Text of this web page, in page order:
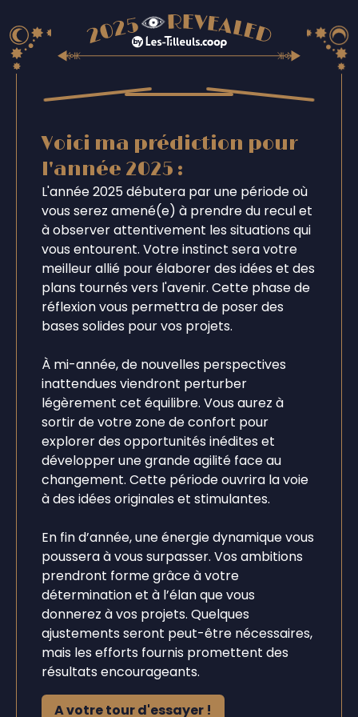
Voici ma prédiction pour
l'année 2025 :
L'année 2025 débutera par une période où
vous serez amené(e) à prendre du recul et
à observer attentivement les situations qui
vous entourent. Votre instinct sera votre
meilleur allié pour élaborer des idées et des
plans tournés vers l'avenir. Cette phase de
réflexion vous permettra de poser des
bases solides pour vos projets.
À mi-année, de nouvelles perspectives
inattendues viendront perturber
légèrement cet équilibre. Vous aurez à
sortir de votre zone de confort pour
explorer des opportunités inédites et
développer une grande agilité face au
changement. Cette période ouvrira la voie
à des idées originales et stimulantes.
En fin d’année, une énergie dynamique vous
poussera à vous surpasser. Vos ambitions
prendront forme grâce à votre
détermination et à l’élan que vous
donnerez à vos projets. Quelques
ajustements seront peut-être nécessaires,
mais les efforts fournis promettent des
résultats encourageants.
A votre tour d'essayer !